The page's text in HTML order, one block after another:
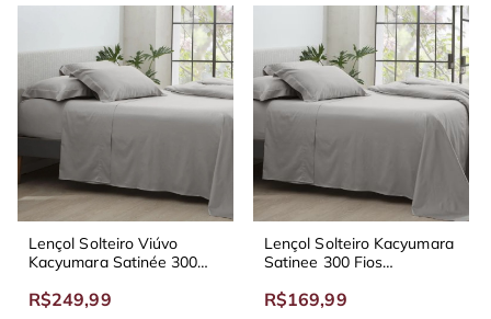
Lençol Solteiro Viúvo
Kacyumara Satinée 300
R$249,99
Lençol Solteiro Kacyumara
Satinee 300 Fios
R$169,99